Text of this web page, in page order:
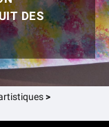
DES
>